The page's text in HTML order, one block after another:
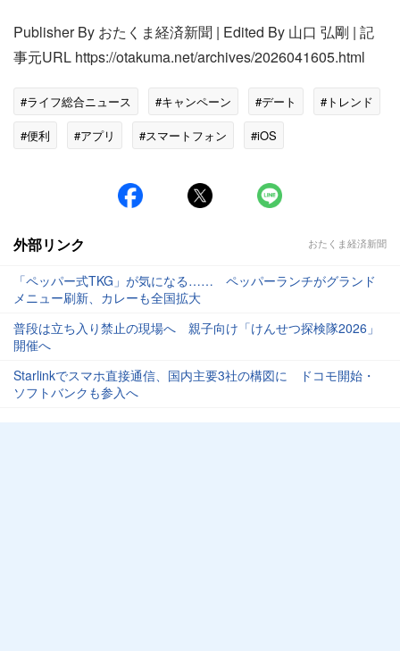
Publisher By おたくま経済新聞 | Edited By 山口 弘剛‌ | 記
事元URL https://otakuma.net/archives/2026041605.html
#ライフ総合ニュース #キャンペーン #デート
#トレンド
#便利
#アプリ #スマートフォン #iOS
外部リンク おたくま経済新聞
「ペッパー式TKG」が気になる…… ペッパーランチがグランド
メニュー刷新、カレーも全国拡大
普段は立ち入り禁止の現場へ 親子向け「けんせつ探検隊2026」
開催へ
Starlinkでスマホ直接通信、国内主要3社の構図に ドコモ開始・
ソフトバンクも参入へ